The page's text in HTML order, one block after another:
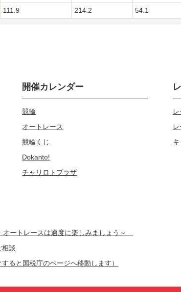
111.9 214.2 54.1
開催カレンダー
競輪
オートレース
競輪くじ
Dokanto!
チャリロトプラザ
ートレースは適度に楽しみましょう～
相談
ると国税庁のページへ移動します）